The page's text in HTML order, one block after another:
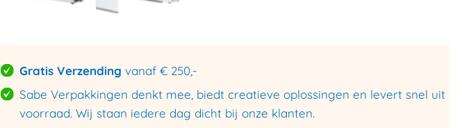
Gratis Verzending vanaf € 250,-
Sabe Verpakkingen denkt mee, biedt creatieve oplossingen en levert snel uit
voorraad. Wij staan iedere dag dicht bij onze klanten.